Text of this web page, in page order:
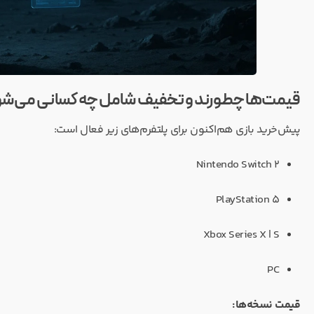
قیمت‌ها چطورند و تخفیف شامل چه کسانی
پیش‌خرید بازی هم‌اکنون برای پلتفرم‌های زیر فعال است:
Nintendo Switch 2
PlayStation 5
Xbox Series X | S
PC
قیمت نسخه‌ها: